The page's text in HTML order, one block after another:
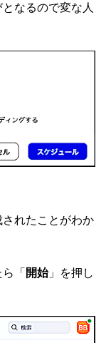
なるので変な人
れたことがわか
「 開始」を押し